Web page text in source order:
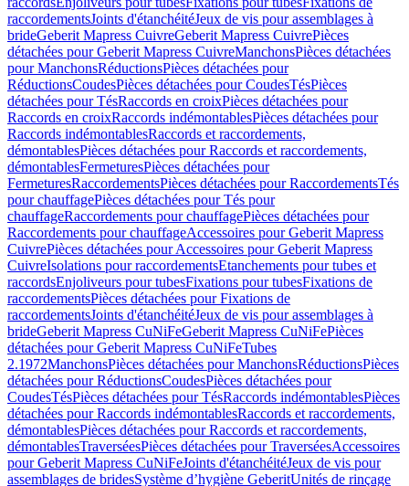
raccordementsJoints d'étanchéitéJeux de vis pour assemblages à
brideGeberit Mapress CuivreGeberit Mapress CuivrePièces
détachées pour Geberit Mapress CuivreManchonsPièces détachées
pour ManchonsRéductionsPièces détachées pour
RéductionsCoudesPièces détachées pour CoudesTésPièces
détachées pour TésRaccords en croixPièces détachées pour
Raccords en croixRaccords indémontablesPièces détachées pour
Raccords indémontablesRaccords et raccordements,
démontablesPièces détachées pour Raccords et raccordements,
démontablesFermeturesPièces détachées pour
FermeturesRaccordementsPièces détachées pour RaccordementsTés
pour chauffagePièces détachées pour Tés pour
chauffageRaccordements pour chauffagePièces détachées pour
Raccordements pour chauffageAccessoires pour Geberit Mapress
CuivrePièces détachées pour Accessoires pour Geberit Mapress
CuivreIsolations pour raccordementsEtanchements pour tubes et
raccordsEnjoliveurs pour tubesFixations pour tubesFixations de
raccordementsPièces détachées pour Fixations de
raccordementsJoints d'étanchéitéJeux de vis pour assemblages à
brideGeberit Mapress CuNiFeGeberit Mapress CuNiFePièces
détachées pour Geberit Mapress CuNiFeTubes
2.1972ManchonsPièces détachées pour ManchonsRéductionsPièces
détachées pour RéductionsCoudesPièces détachées pour
CoudesTésPièces détachées pour TésRaccords indémontablesPièces
détachées pour Raccords indémontablesRaccords et raccordements,
démontablesPièces détachées pour Raccords et raccordements,
démontablesTraverséesPièces détachées pour TraverséesAccessoires
pour Geberit Mapress CuNiFeJoints d'étanchéitéJeux de vis pour
assemblages de bridesSystème d’hygiène GeberitUnités de rinçage